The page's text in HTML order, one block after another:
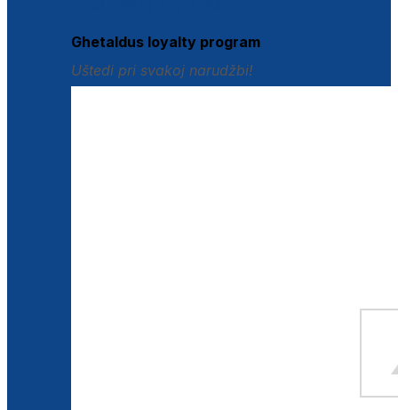
Ghetaldus loyalty program
Uštedi pri svakoj narudžbi!